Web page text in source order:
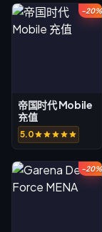
-20%
帝国时代 Mobile
充值
5.0
-20%